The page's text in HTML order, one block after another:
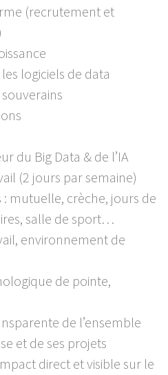
(recrutement et
logiciels de data
du Big Data & de l’IA
(2 jours par semaine)
mutuelle, crèche, jours de
salle de sport…
environnement de
de pointe,
de l’ensemble
et de ses projets
direct et visible sur le